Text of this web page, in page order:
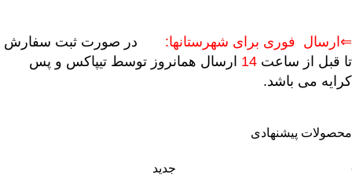
⇐ارسال فوری برای شهرستانها: در صورت ثبت سفارش
تا قبل از ساعت 14 ارسال همانروز توسط تیپاکس و پس
کرایه می باشد.
محصولات پیشنهادی
جدید